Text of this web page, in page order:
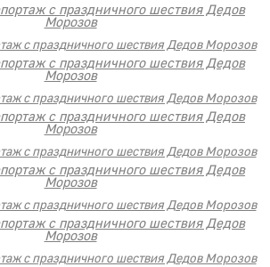
с праздничного шествия Дедов
Морозов
с праздничного шествия Дедов
Морозов
с праздничного шествия Дедов
Морозов
с праздничного шествия Дедов
Морозов
с праздничного шествия Дедов
Морозов